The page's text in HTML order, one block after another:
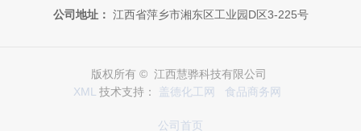
公司地址： 江西省萍乡市湘东区工业园D区3-225号
版权所有 © 江西慧骅科技有限公司
XML 技术支持： 盖德化工网 食品商务网
公司首页